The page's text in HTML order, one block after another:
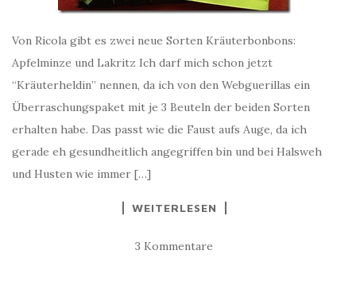
Von Ricola gibt es zwei neue Sorten Kräuterbonbons:
Apfelminze und Lakritz Ich darf mich schon jetzt
“Kräuterheldin” nennen, da ich von den Webguerillas ein
Überraschungspaket mit je 3 Beuteln der beiden Sorten
erhalten habe. Das passt wie die Faust aufs Auge, da ich
gerade eh gesundheitlich angegriffen bin und bei Halsweh
und Husten wie immer […]
WEITERLESEN
3 Kommentare